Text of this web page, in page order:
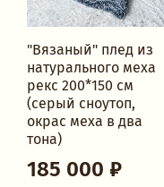
"Вязаный" плед из
натурального меха
рекс 200*150 см
(серый сноутоп,
окрас меха в два
тона)
185 000 ₽